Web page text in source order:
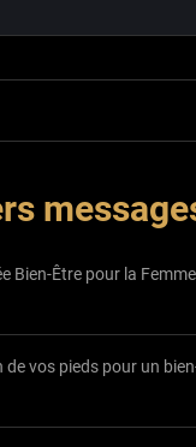
Bien-Être pour la Femme
de vos pieds pour un